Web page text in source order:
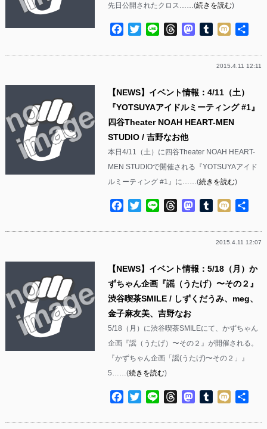
先日公開されたクロス……(続きを読む)
Facebook
TwitterLine ThreadsMastodon
Tumblr
Mixi
2015.4.11 12:11
【NEWS】イベント情報：4/11（土）
『YOTSUYAアイドルミーティング #1』
四谷Theater NOAH HEART-MEN
STUDIO / 吉野なお他
本日4/11（土）に四谷Theater NOAH HEART-
MEN STUDIOで開催される『YOTSUYAアイド
ルミーティング #1』に……(続きを読む)
Facebook
TwitterLine ThreadsMastodon
Tumblr
Mixi
2015.4.11 12:07
【NEWS】イベント情報：5/18（月）か
ずちゃん企画『謡（うたげ）〜その２』
渋谷喫茶SMILE / しずくだうみ、meg、
金子麻友美、吉野なお
5/18（月）に渋谷喫茶SMILEにて、かずちゃん
企画『謡（うたげ）〜その２』が開催される。
『かずちゃん企画「謡(うたげ)〜その２」』
5……(続きを読む)
Facebook
TwitterLine ThreadsMastodon
Tumblr
Mixi